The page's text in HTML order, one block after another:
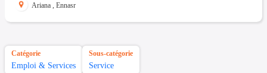
Ariana , Ennasr
Catégorie
Emploi & Services
Sous-catégorie
Service